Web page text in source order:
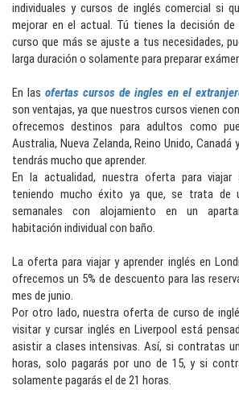
individuales y cursos de inglés comercial si
mejorar en el actual. Tú tienes la decisión de
curso que más se ajuste a tus necesidades,
larga duración o solamente para preparar
En las ofertas cursos de ingles en el
son ventajas, ya que nuestros cursos vienen
ofrecemos destinos para adultos como
Australia, Nueva Zelanda, Reino Unido, Canadá
tendrás mucho que aprender.
En la actualidad, nuestra oferta para
teniendo mucho éxito ya que, se trata de
semanales con alojamiento en un
habitación individual con baño.
La oferta para viajar y aprender inglés en
ofrecemos un 5% de descuento para las
mes de junio.
Por otro lado, nuestra oferta de curso de
visitar y cursar inglés en Liverpool está
asistir a clases intensivas. Así, si contratas
horas, solo pagarás por uno de 15, y si
solamente pagarás el de 21 horas.